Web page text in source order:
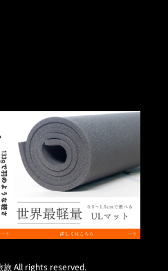
All rights reserved.